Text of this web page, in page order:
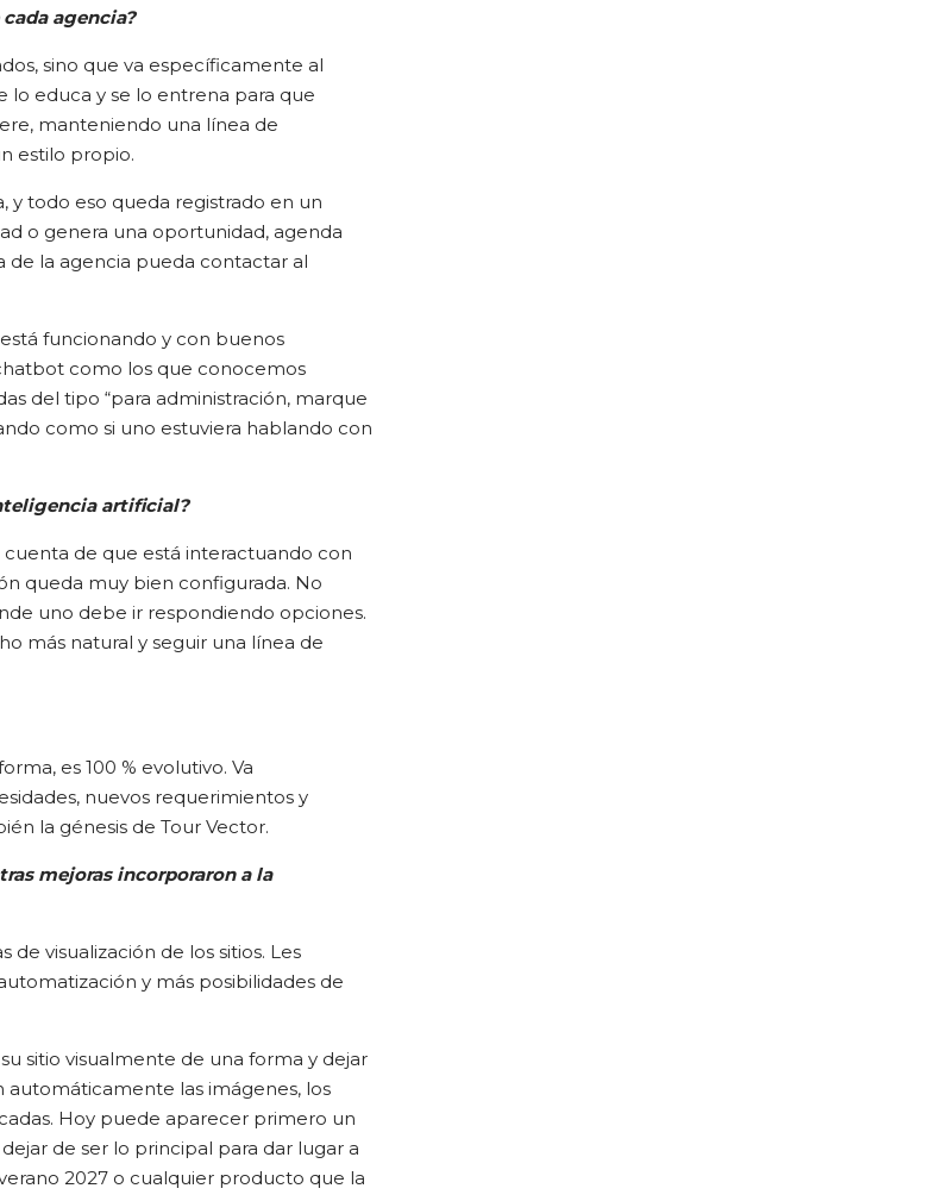
agencia?
sino que va específicamente al
lo educa y se lo entrena para que
manteniendo una línea de
estilo propio.
y todo eso queda registrado en un
o genera una oportunidad, agenda
de la agencia pueda contactar al
funcionando y con buenos
como los que conocemos
del tipo “para administración, marque
como si uno estuviera hablando con
artificial?
de que está interactuando con
queda muy bien configurada. No
uno debe ir respondiendo opciones.
más natural y seguir una línea de
es 100 % evolutivo. Va
nuevos requerimientos y
la génesis de Tour Vector.
mejoras incorporaron a la
visualización de los sitios. Les
y más posibilidades de
sitio visualmente de una forma y dejar
las imágenes, los
Hoy puede aparecer primero un
de ser lo principal para dar lugar a
2027 o cualquier producto que la